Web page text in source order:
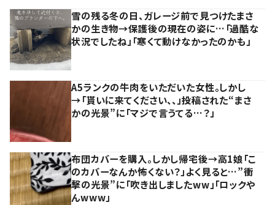
雪の残る冬の日、ガレージ前で見つけたまさ
かの生き物→保護後の現在の姿に…「過酷な
状況でしたね」「寒くて動けなかったのかも」
A5ランクの牛肉をいただいた女性。しかし
→「貰いに来てください、、」投稿された“まさ
かの光景”に「マジで言うてる…？」
布団カバーを購入。しかし帰宅後→高1娘「こ
のカバーなんか怖くない？」よく見ると…”衝
撃の光景”に「吹き出しましたww」「ロックや
んwww」